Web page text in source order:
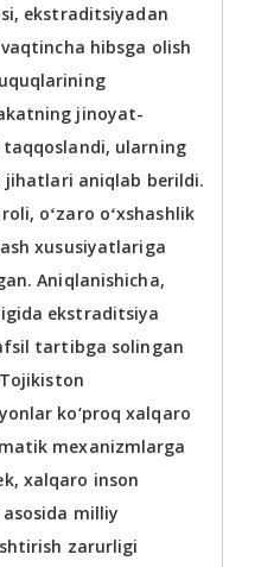
ekstraditsiyadan
hibsga olish
jinoyat-
ularning
aniqlab berildi.
oʻzaro oʻxshashlik
xususiyatlariga
Aniqlanishicha,
ekstraditsiya
tartibga solingan
ko‘proq xalqaro
mexanizmlarga
xalqaro inson
milliy
zarurligi